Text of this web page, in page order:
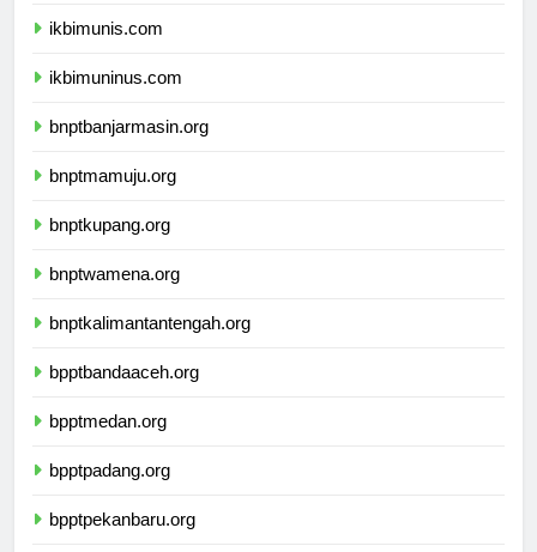
ikbimunis.com
ikbimuninus.com
bnptbanjarmasin.org
bnptmamuju.org
bnptkupang.org
bnptwamena.org
bnptkalimantantengah.org
bpptbandaaceh.org
bpptmedan.org
bpptpadang.org
bpptpekanbaru.org